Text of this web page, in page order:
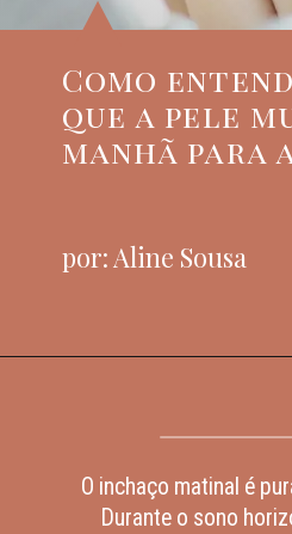
Como
que a pele
manhã para
por: Aline Sousa
O inchaço matinal é
Durante o sono